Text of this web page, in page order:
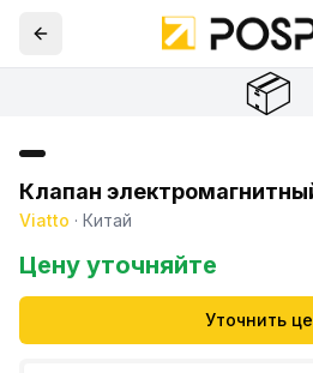
📦
Клапан
Viatto · Китай
Цену уточняйте
Уточнить